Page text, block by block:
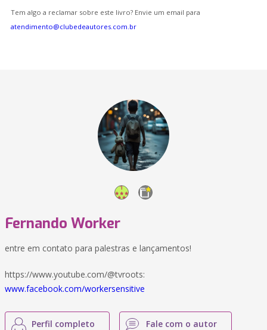
Tem algo a reclamar sobre este livro? Envie um email para
atendimento@clubedeautores.com.br
Fernando Worker
entre em contato para palestras e lançamentos!
https://www.youtube.com/@tvroots:
www.facebook.com/workersensitive
Perfil completo Fale com o autor